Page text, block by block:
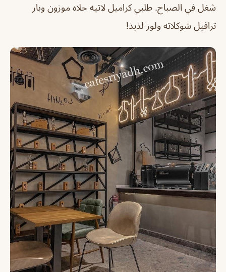
شغل في الصباح. طلبي كراميل لاتيه حلاه موزون وبار
ترافيل شوكلاته ولوز لذيذ!